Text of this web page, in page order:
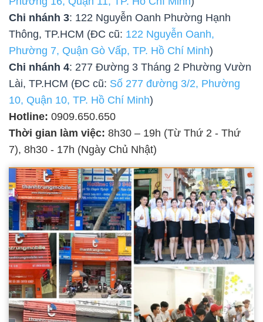
Chi nhánh 3: 122 Nguyễn Oanh Phường Hạnh
Thông, TP.HCM (ĐC cũ: 122 Nguyễn Oanh,
Phường 7, Quận Gò Vấp, TP. Hồ Chí Minh)
Chi nhánh 4: 277 Đường 3 Tháng 2 Phường Vườn
Lài, TP.HCM (ĐC cũ: Số 277 đường 3/2, Phường
10, Quận 10, TP. Hồ Chí Minh)
Hotline: 0909.650.650
Thời gian làm việc: 8h30 – 19h (Từ Thứ 2 - Thứ
7), 8h30 - 17h (Ngày Chủ Nhật)